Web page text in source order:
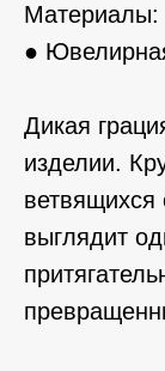
Материалы:
●
Дикая
изделии.
ветвящихся
выглядит